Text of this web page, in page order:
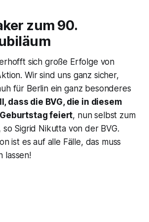
zum 90.
sich große Erfolge von
Wir sind uns ganz sicher,
für Berlin ein ganz besonderes
dass die BVG, die in diesem
feiert, nun selbst zum
so Sigrid Nikutta von der BVG.
ist es auf alle Fälle, das muss
lassen!